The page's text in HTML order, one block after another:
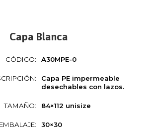
Capa Blanca
CÓDIGO: A30MPE-0
Capa PE impermeable
desechables con lazos.
TAMAÑO: 84×112 unisize
EMBALAJE: 30×30